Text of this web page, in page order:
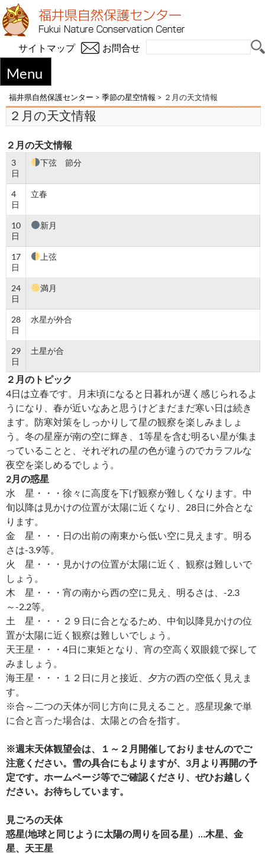
お問合せ
サイトマップ
Menu
福井県自然保護センター > 季節の星空情報 > ２月の天文情報
２月の天文情報
２月の天文情報
3
日
下弦 節分
4
日
立春
10
日
新月
17
日
上弦
24
日
満月
28
日
水星が外合
29
日
土星が合
２月のトピック
4日は立春です。月末頃になると日暮れが遅く感じられるよ
うになり、春が近いなあと思うけどまだまだ寒い日は続き
ます。防寒対策をしっかりして星の観察を楽しみましょ
う。冬の星座が南の空に輝き、1等星を含む明るい星が集ま
っていることと、それぞれの星の色が違うのでカラフルな
夜空を楽しめるでしょう。
2月の惑星
水 星・・・徐々に高度を下げ観察が難しくなります。中
旬以降は見かけの位置が太陽に近くなり、28日に外合とな
ります。
金 星・・・日の出前の南東から低い空に見えます。明る
さは-3.9等。
火 星・・・見かけの位置が太陽に近く、観察は難しいで
しょう。
木 星・・・宵の南から西の空に見え、明るさは、-2.3
～-2.2等。
土 星・・・２９日に合となるため、中旬以降見かけの位
置が太陽に近く観察は難しいでしょう。
天王星・・・4日に東矩となり、宵の空高く双眼鏡で探して
みましょう。
海王星・・・１２日に月と接近、夕方の西の空低く見えま
す。
※合～二つの天体が同じ方向に見えること。惑星現象で単
に合と言った場合は、太陽との合を指す。
※週末天体観望会は、１～２月開催しておりませんのでご
注意ください。雪の具合にもよりますが、3月より再開の予
定です。ホームページ等でご確認くださり、ぜひお越しく
ださい。お待ちしています。
見ごろの天体
惑星(地球と同じように太陽の周りを回る星）…木星、金
星、天王星